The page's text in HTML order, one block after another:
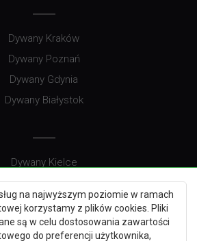
na najwyższym poziomie w ramach
korzystamy z plików cookies. Pliki
są w celu dostosowania zawartości
do preferencji użytkownika,
Dywany Kraków
Dywany Poznań
Dywany Gdynia
Dywany Białystok
Dywany Kielce
Dywany Gdańsk
Dywany Toruń
Bydgoszcz